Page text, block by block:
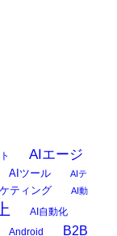
AIエージ
AIツール
AIテ
ティング AI動
AI自動化
Android
B2B